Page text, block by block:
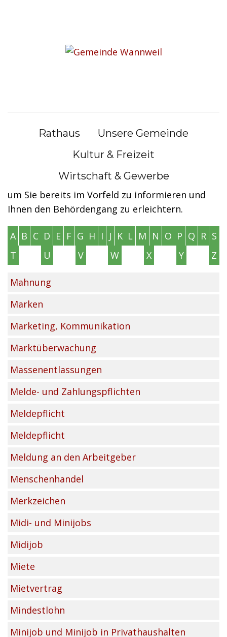
Rathaus
Unsere Gemeinde
Kultur & Freizeit
Wirtschaft & Gewerbe
Alle Lebenslagen in der Übersicht
Die nachfolgenden Seiten sollen Ihnen helfen
und einen Überblick über unsere Tätigkeiten
Lebenslagen“ und Anliegen zusammengefasst,
um Sie bereits im Vorfeld zu informieren und
Ihnen den Behördengang zu erleichtern.
A B C D E F G H I J K L M N O P Q R S
T
U V W X Y Z
Mahnung
Marken
Marketing, Kommunikation
Marktüberwachung
Massenentlassungen
Melde- und Zahlungspflichten
Meldepflicht
Meldepflicht
Meldung an den Arbeitgeber
Menschenhandel
Merkzeichen
Midi- und Minijobs
Midijob
Miete
Mietvertrag
Mindestlohn
Minijob und Minijob in Privathaushalten